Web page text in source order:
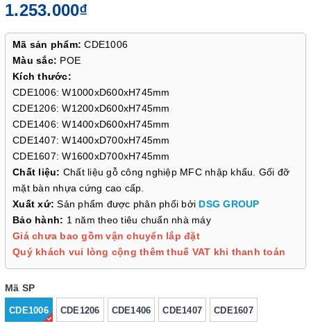
1.253.000₫
Mã sản phẩm:CDE1006
Màu sắc: POE
Kích thước:
CDE1006: W1000xD600xH745mm
CDE1206: W1200xD600xH745mm
CDE1406: W1400xD600xH745mm
CDE1407: W1400xD700xH745mm
CDE1607: W1600xD700xH745mm
Chất liệu: Chất liệu gỗ công nghiệp MFC nhập khẩu. Gối đỡ
mặt bàn nhựa cứng cao cấp.
Xuất xứ:Sản phẩm được phân phối bởi DSG GROUP
Bảo hành: 1 năm theo tiêu chuẩn nhà máy
Giá chưa bao gồm vận chuyển lắp đặt
Quý khách vui lòng cộng thêm thuế VAT khi thanh toán
Mã SP
CDE1006 CDE1206 CDE1406 CDE1407 CDE1607